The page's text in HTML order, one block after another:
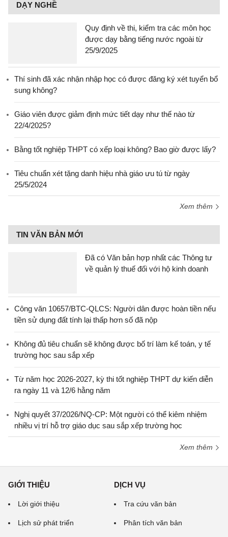
DẠY NGHỀ
Quy định về thi, kiểm tra các môn học
được dạy bằng tiếng nước ngoài từ
25/9/2025
Thí sinh đã xác nhận nhập học có được đăng ký xét tuyển bổ
sung không?
Giáo viên được giảm định mức tiết dạy như thế nào từ
22/4/2025?
Bằng tốt nghiệp THPT có xếp loại không? Bao giờ được lấy?
Tiêu chuẩn xét tặng danh hiệu nhà giáo ưu tú từ ngày
25/5/2024
Xem thêm
TIN VĂN BẢN MỚI
Đã có Văn bản hợp nhất các Thông tư
về quản lý thuế đối với hộ kinh doanh
Công văn 10657/BTC-QLCS: Người dân được hoàn tiền nếu
tiền sử dụng đất tính lại thấp hơn số đã nộp
Không đủ tiêu chuẩn sẽ không được bố trí làm kế toán, y tế
trường học sau sắp xếp
Từ năm học 2026-2027, kỳ thi tốt nghiệp THPT dự kiến diễn
ra ngày 11 và 12/6 hằng năm
Nghị quyết 37/2026/NQ-CP: Một người có thể kiêm nhiệm
nhiều vị trí hỗ trợ giáo dục sau sắp xếp trường học
Xem thêm
GIỚI THIỆU
Lời giới thiệu
Lịch sử phát triển
DỊCH VỤ
Tra cứu văn bản
Phân tích văn bản